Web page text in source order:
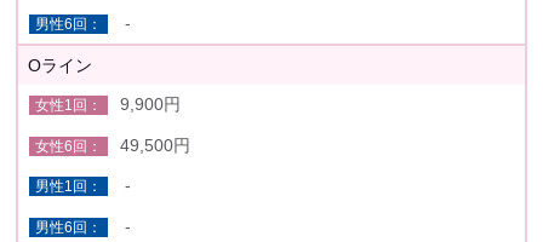
-
Oライン
9,900円
49,500円
-
-